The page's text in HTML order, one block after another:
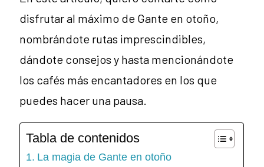
disfrutar al máximo de Gante en otoño,
nombrándote rutas imprescindibles,
dándote consejos y hasta mencionándote
los cafés más encantadores en los que
puedes hacer una pausa.
Tabla de contenidos
La magia de Gante en otoño